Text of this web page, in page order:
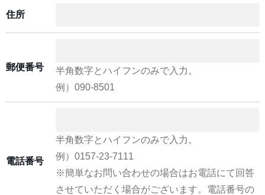
住所
郵便番号
半角数字とハイフンのみで入力。
例）090-8501
電話番号
半角数字とハイフンのみで入力。
例）0157-23-7111
※簡単なお問い合わせの場合はお電話にて回答
させていただく場合がございます。電話番号の